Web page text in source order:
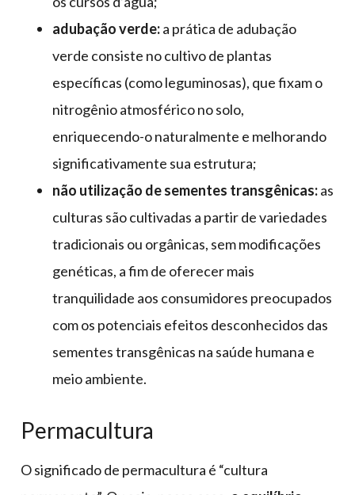
adubação verde:a prática de adubação
verde consiste no cultivo de plantas
específicas (como leguminosas), que fixam o
nitrogênio atmosférico no solo,
enriquecendo-o naturalmente e melhorando
significativamente sua estrutura;
não utilização de sementes transgênicas:as
culturas são cultivadas a partir de variedades
tradicionais ou orgânicas, sem modificações
genéticas, a fim de oferecer mais
tranquilidade aos consumidores preocupados
com os potenciais efeitos desconhecidos das
sementes transgênicas na saúde humana e
meio ambiente.
Permacultura
O significado de permacultura é “cultura